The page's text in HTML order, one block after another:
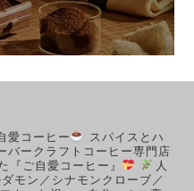
愛コーヒー
スパイスとハ
バークラフトコーヒー専門店
『ご自愛コーヒー』
人
モン／シナモンクローブ／